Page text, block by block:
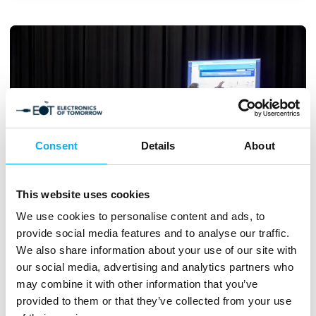
Consent Details About
This website uses cookies
We use cookies to personalise content and ads, to
provide social media features and to analyse our traffic.
We also share information about your use of our site with
our social media, advertising and analytics partners who
may combine it with other information that you’ve
provided to them or that they’ve collected from your use
Se workshops